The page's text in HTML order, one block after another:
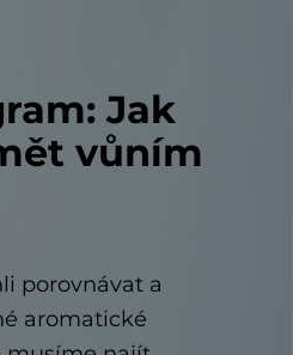
Jak
vůním
porovnávat a
aromatické